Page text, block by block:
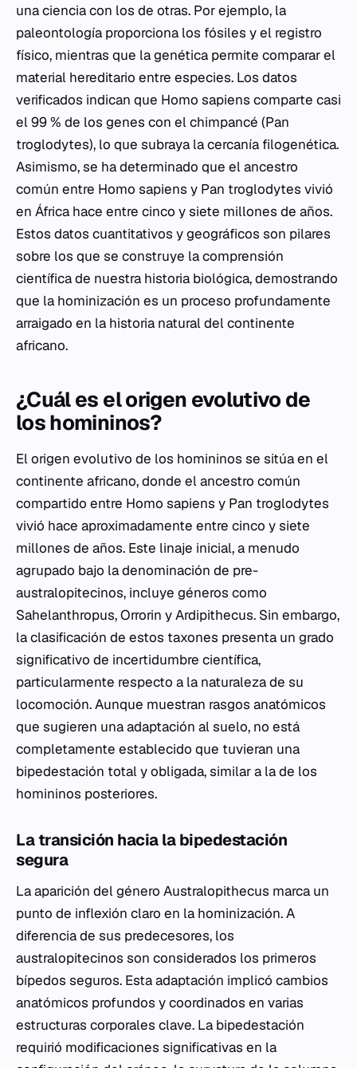
una ciencia con los de otras. Por ejemplo, la
paleontología proporciona los fósiles y el registro
físico, mientras que la genética permite comparar el
material hereditario entre especies. Los datos
verificados indican que Homo sapiens comparte casi
el 99 % de los genes con el chimpancé (Pan
troglodytes), lo que subraya la cercanía filogenética.
Asimismo, se ha determinado que el ancestro
común entre Homo sapiens y Pan troglodytes vivió
en África hace entre cinco y siete millones de años.
Estos datos cuantitativos y geográficos son pilares
sobre los que se construye la comprensión
científica de nuestra historia biológica, demostrando
que la hominización es un proceso profundamente
arraigado en la historia natural del continente
africano.
¿Cuál es el origen evolutivo de
los homininos?
El origen evolutivo de los homininos se sitúa en el
continente africano, donde el ancestro común
compartido entre Homo sapiens y Pan troglodytes
vivió hace aproximadamente entre cinco y siete
millones de años. Este linaje inicial, a menudo
agrupado bajo la denominación de pre-
australopitecinos, incluye géneros como
Sahelanthropus,Orrorin yArdipithecus. Sin embargo,
la clasificación de estos taxones presenta un grado
significativo de incertidumbre científica,
particularmente respecto a la naturaleza de su
locomoción. Aunque muestran rasgos anatómicos
que sugieren una adaptación al suelo, no está
completamente establecido que tuvieran una
bipedestación total y obligada, similar a la de los
homininos posteriores.
La transición hacia la bipedestación
segura
La aparición del género Australopithecus marca un
punto de inflexión claro en la hominización. A
diferencia de sus predecesores, los
australopitecinos son considerados los primeros
bípedos seguros. Esta adaptación implicó cambios
anatómicos profundos y coordinados en varias
estructuras corporales clave. La bipedestación
requirió modificaciones significativas en la